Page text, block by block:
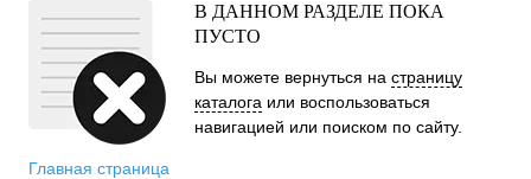
В ДАННОМ РАЗДЕЛЕ ПОКА
ПУСТО
Вы можете вернуться на страницу
каталога или воспользоваться
навигацией или поиском по сайту.
Главная страница